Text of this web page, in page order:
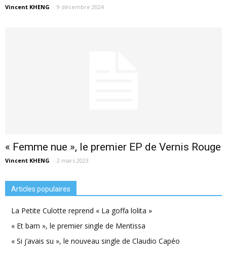
Vincent KHENG - 9 décembre 2024
« Femme nue », le premier EP de Vernis Rouge
Vincent KHENG - 2 mars 2023
Articles populaires
La Petite Culotte reprend « La goffa lolita »
« Et bam », le premier single de Mentissa
« Si j’avais su », le nouveau single de Claudio Capéo